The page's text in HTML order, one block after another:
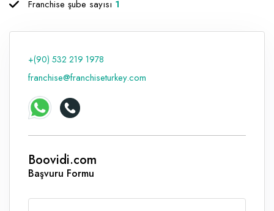
Franchise şube sayısı 1
+(90) 532 219 1978
franchise@franchiseturkey.com
Boovidi.com
Başvuru Formu